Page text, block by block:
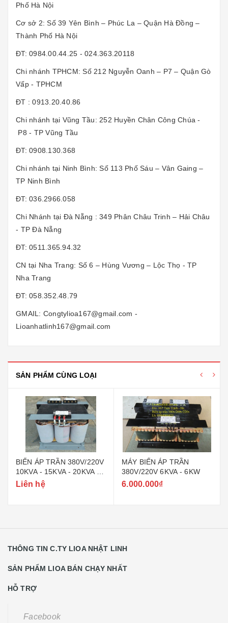
Phố Hà Nội
Cơ sở 2: Số 39 Yên Bình – Phúc La – Quận Hà Đồng –
Thành Phố Hà Nội
ĐT: 0984.00.44.25 - 024.363.20118
Chi nhánh TPHCM: Số 212 Nguyễn Oanh – P7 – Quận Gò
Vấp - TPHCM
ĐT : 0913.20.40.86
Chi nhánh tại Vũng Tầu: 252 Huyền Chân Công Chúa -
P8 - TP Vũng Tầu
ĐT: 0908.130.368
Chi nhánh tại Ninh Bình: Số 113 Phố Sáu – Vân Gaing –
TP Ninh Bình
ĐT: 036.2966.058
Chi Nhánh tại Đà Nẵng : 349 Phân Châu Trinh – Hải Châu
- TP Đà Nẵng
ĐT: 0511.365.94.32
CN tại Nha Trang: Số 6 – Hùng Vương – Lộc Thọ - TP
Nha Trang
ĐT: 058.352.48.79
GMAIL: Congtylioa167@gmail.com -
Lioanhatlinh167@gmail.com
SẢN PHẨM CÙNG LOẠI
BIẾN ÁP TRẦN 380V/220V
10KVA - 15KVA - 20KVA -
30KVA - 40KVA - 50KVA -
Liên hệ
MÁY BIẾN ÁP TRẦN
380V/220V 6KVA - 6KW
6.000.000₫
THÔNG TIN C.TY LIOA NHẬT LINH
SẢN PHẨM LIOA BÁN CHẠY NHẤT
HỖ TRỢ
Facebook